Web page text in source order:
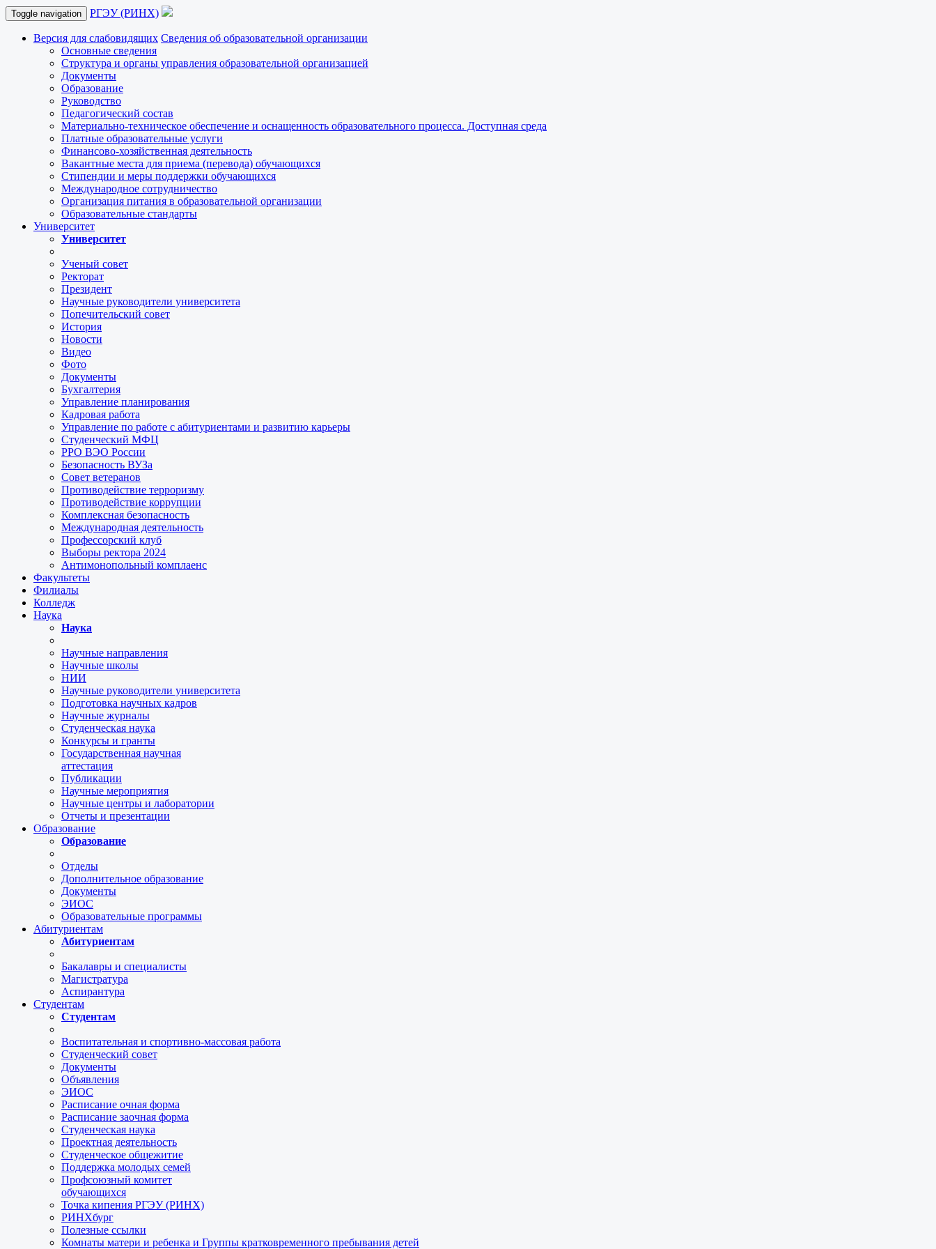
Toggle navigation РГЭУ (РИНХ)
Версия для слабовидящих Сведения об образовательной организации
Основные сведения
Структура и органы управления образовательной организацией
Документы
Образование
Руководство
Педагогический состав
Материально-техническое обеспечение и оснащенность образовательного процесса. Доступная среда
Платные образовательные услуги
Финансово-хозяйственная деятельность
Вакантные места для приема (перевода) обучающихся
Стипендии и меры поддержки обучающихся
Международное сотрудничество
Организация питания в образовательной организации
Образовательные стандарты
Университет
Университет
Ученый совет
Ректорат
Президент
Научные руководители университета
Попечительский совет
История
Новости
Видео
Фото
Документы
Бухгалтерия
Управление планирования
Кадровая работа
Управление по работе с абитуриентами и развитию карьеры
Студенческий МФЦ
РРО ВЭО России
Безопасность ВУЗа
Совет ветеранов
Противодействие терроризму
Противодействие коррупции
Комплексная безопасность
Международная деятельность
Профессорский клуб
Выборы ректора 2024
Антимонопольный комплаенс
Факультеты
Филиалы
Колледж
Наука
Наука
Научные направления
Научные школы
НИИ
Научные руководители университета
Подготовка научных кадров
Научные журналы
Студенческая наука
Конкурсы и гранты
Государственная научная
аттестация
Публикации
Научные мероприятия
Научные центры и лаборатории
Отчеты и презентации
Образование
Образование
Отделы
Дополнительное образование
Документы
ЭИОС
Образовательные программы
Абитуриентам
Абитуриентам
Бакалавры и специалисты
Магистратура
Аспирантура
Студентам
Студентам
Воспитательная и спортивно-массовая работа
Студенческий совет
Документы
Объявления
ЭИОС
Расписание очная форма
Расписание заочная форма
Студенческая наука
Проектная деятельность
Студенческое общежитие
Поддержка молодых семей
Профсоюзный комитет
обучающихся
Точка кипения РГЭУ (РИНХ)
РИНХбург
Полезные ссылки
Комнаты матери и ребенка и Группы кратковременного пребывания детей